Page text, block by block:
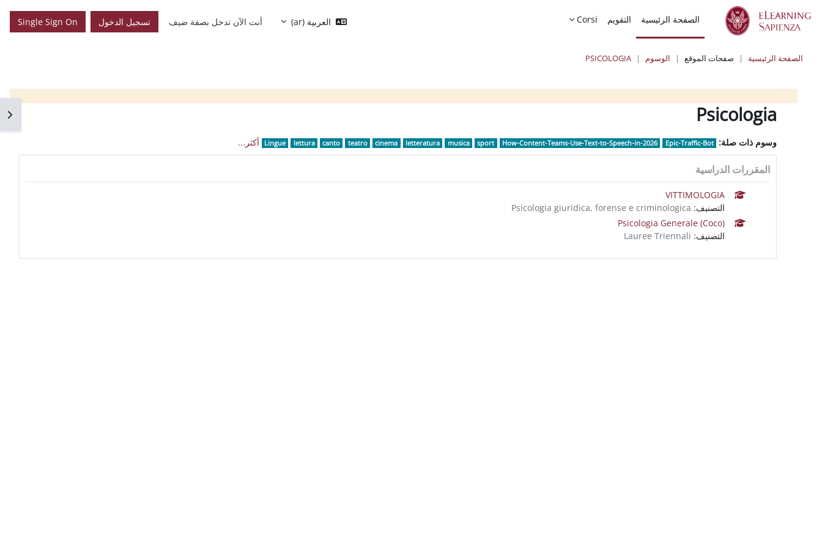
تخطى إلى المحتوى الرئيسي
الصفحة الرئيسية
التقويم Corsi العربية ‎(ar)‎ أنت الآن تدخل بصفة ضيف تسجيل الدخول Single Sign On
الصفحة الرئيسية صفحات الموقع الوسوم PSICOLOGIA
الكتل
الكتلPsicologia
وسوم ذات صلة: Epic-Traffic-Bot
How-Content-Teams-Use-Text-to-Speech-in-2026
sport
musica
letteratura
cinema
teatro
canto
lettura
Lingue أكثر...
المقررات الدراسية
VITTIMOLOGIA
التصنيف: Psicologia giuridica, forense e criminologica
Psicologia Generale (Coco)
التصنيف: Lauree Triennali